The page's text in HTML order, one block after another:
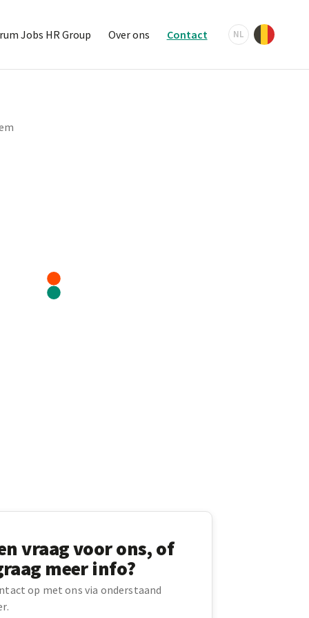
Jobs HR Group Over ons Contact NL
vraag voor ons, of
meer info?
op met ons via onderstaand